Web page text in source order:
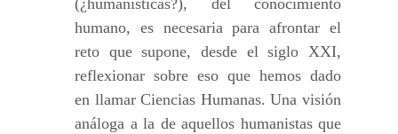
(¿humanísticas?), del conocimiento
humano, es necesaria para afrontar el
reto que supone, desde el siglo XXI,
reflexionar sobre eso que hemos dado
en llamar Ciencias Humanas. Una visión
análoga a la de aquellos humanistas que